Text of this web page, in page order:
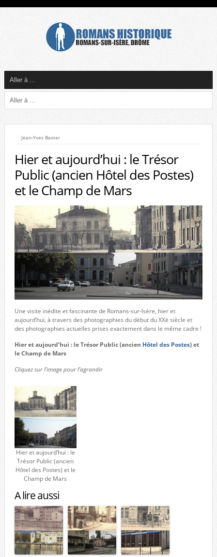
Jean-Yves Baxter
Hier et aujourd’hui : le Trésor
Public (ancien Hôtel des Postes)
et le Champ de Mars
Une visite inédite et fascinante de Romans-sur-Isère, hier et
aujourd’hui, à travers des photographies du début du XXè siècle et
des photographies actuelles prises exactement dans le même cadre !
Hier et aujourd’hui : le Trésor Public (ancien Hôtel des Postes) et
le Champ de Mars
Cliquez sur l’image pour l’agrandir
Hier et aujourd’hui : le
Trésor Public (ancien
Hôtel des Postes) et le
Champ de Mars
A lire aussi